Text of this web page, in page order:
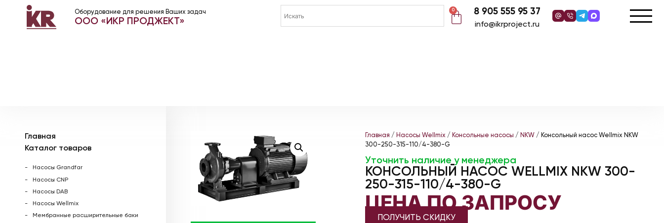
Оборудование для решения Ваших задач
ООО «ИКР ПРОДЖЕКТ»
0 8 905 555 95 37
info@ikrproject.ru
Главная
Каталог товаров
Насосы Grandfar
Насосы CNP
Насосы DAB
Насосы Wellmix
Мембранные расширительные баки
Главная / Насосы Wellmix/ Консольные насосы / NKW / Консольный насос Wellmix NKW
300-250-315-110/4-380-G
Уточнить наличие у менеджера
КОНСОЛЬНЫЙ НАСОС WELLMIX NKW 300-
250-315-110/4-380-G
ЦЕНА ПО ЗАПРОСУ
ПОЛУЧИТЬ СКИДКУ